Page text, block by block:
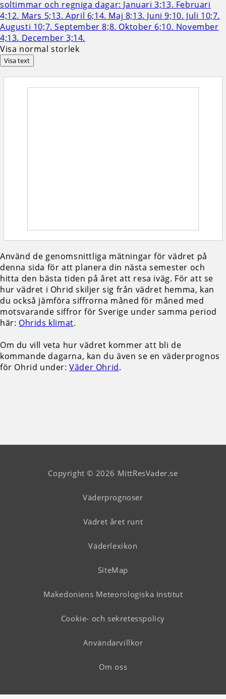
Visa normal storlek
Visa text
Använd de genomsnittliga mätningar för vädret på
denna sida för att planera din nästa semester och
hitta den bästa tiden på året att resa iväg. För att se
hur vädret i Ohrid skiljer sig från vädret hemma, kan
du också jämföra siffrorna måned för måned med
motsvarande siffror för Sverige under samma period
här: Ohrids klimat.
Om du vill veta hur vädret kommer att bli de
kommande dagarna, kan du även se en väderprognos
för Ohrid under:Väder Ohrid.
Copyright © 2026 MittResVader.se
Väderprognoser
Vädret året runt
Väderlexikon
SiteMap
Makedoniens Meteorologiska Institut
Cookie- och sekretesspolicy
Användarvillkor
Om oss